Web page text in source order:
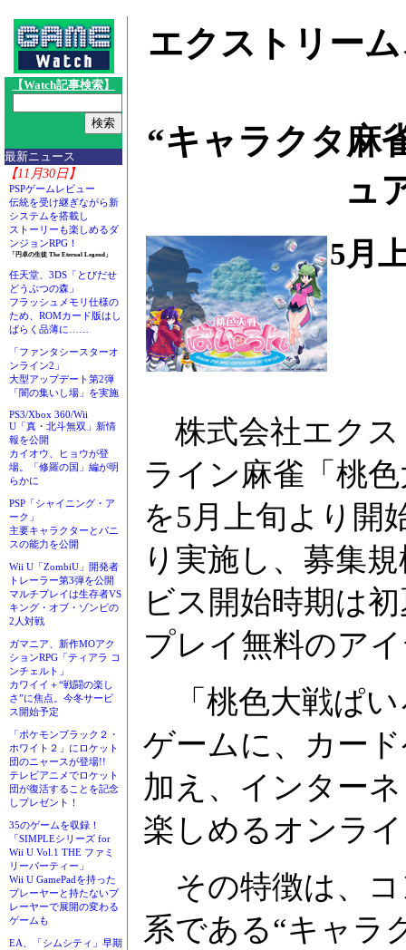
【Watch記事検索】
最新ニュース
【11月30日】
PSPゲームレビュー
伝統を受け継ぎながら新
システムを搭載し
ストーリーも楽しめるダ
ンジョンRPG！
「円卓の生徒 The Eternal Legend」
任天堂、3DS「とびだせ
どうぶつの森」
フラッシュメモリ仕様の
ため、ROMカード版はし
ばらく品薄に……
「ファンタシースターオ
ンライン2」
大型アップデート第2弾
「闇の集いし場」を実施
PS3/Xbox 360/Wii
U「真・北斗無双」新情
報を公開
カイオウ、ヒョウが登
場。「修羅の国」編が明
らかに
PSP「シャイニング・ア
ーク」
主要キャラクターとパニ
スの能力を公開
Wii U「ZombiU」開発者
トレーラー第3弾を公開
マルチプレイは生存者VS
キング・オブ・ゾンビの
2人対戦
ガマニア、新作MOアク
ションRPG「ティアラ コ
ンチェルト」
カワイイ＋“戦闘の楽し
さ”に焦点。今冬サービ
ス開始予定
「ポケモンブラック２・
ホワイト２」にロケット
団のニャースが登場!!
テレビアニメでロケット
団が復活することを記念
しプレゼント！
35のゲームを収録！
「SIMPLEシリーズ for
Wii U Vol.1 THE ファミ
リーパーティー」
Wii U GamePadを持った
プレーヤーと持たないプ
レーヤーで展開の変わる
ゲームも
EA、「シムシティ」早期
エクストリー
“キャラクタ麻
ュ
5月
株式会社エクス
ライン麻雀「桃
を5月上旬より開
り実施し、募集
ビス開始時期は
プレイ無料のア
「桃色大戦ぱい
ゲームに、カー
加え、インター
楽しめるオンラ
その特徴は、コ
系である“キャラ